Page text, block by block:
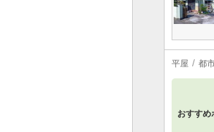
平屋 都
おすすめ